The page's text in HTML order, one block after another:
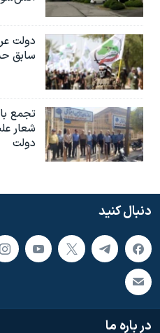
دولت
سابق
تجمع
شعار
دولت
دنبال کنید
در باره ما